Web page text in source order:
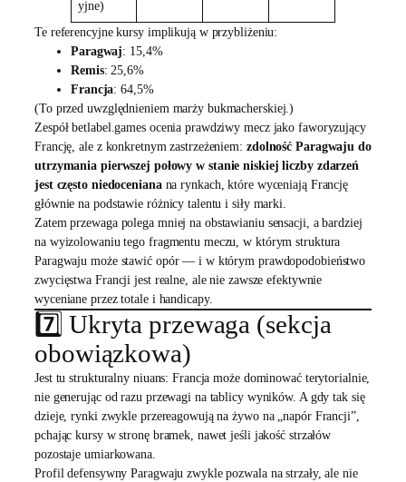
yjne)
Te referencyjne kursy implikują w przybliżeniu:
Paragwaj: 15,4%
Remis: 25,6%
Francja: 64,5%
(To przed uwzględnieniem marży bukmacherskiej.)
Zespół betlabel.games ocenia prawdziwy mecz jako faworyzujący
Francję, ale z konkretnym zastrzeżeniem: zdolność Paragwaju do
utrzymania pierwszej połowy w stanie niskiej liczby zdarzeń
jest często niedocenianana rynkach, które wyceniają Francję
głównie na podstawie różnicy talentu i siły marki.
Zatem przewaga polega mniej na obstawianiu sensacji, a bardziej
na wyizolowaniu tego fragmentu meczu, w którym struktura
Paragwaju może stawić opór — i w którym prawdopodobieństwo
zwycięstwa Francji jest realne, ale nie zawsze efektywnie
wyceniane przez totale i handicapy.
7️⃣ Ukryta przewaga (sekcja
obowiązkowa)
Jest tu strukturalny niuans: Francja może dominować terytorialnie,
nie generując od razu przewagi na tablicy wyników. A gdy tak się
dzieje, rynki zwykle przereagowują na żywo na „napór Francji”,
pchając kursy w stronę bramek, nawet jeśli jakość strzałów
pozostaje umiarkowana.
Profil defensywny Paragwaju zwykle pozwala na strzały, ale nie